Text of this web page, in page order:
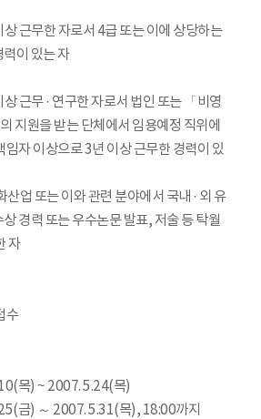
근무한 자로서 4급 또는 이에 상당하는
이 있는 자
근무 · 연구한 자로서 법인 또는 「비영
지원을 받는 단체에서 임용예정 직위에
임자 이상으로 3년 이상 근무한 경력이 있
업 또는 이와 관련 분야에서 국내 · 외 유
경력 또는 우수논문 발표, 저술 등 탁월
자
수
목) ~ 2007. 5.24(목)
금) ～ 2007. 5.31(목), 18:00까지